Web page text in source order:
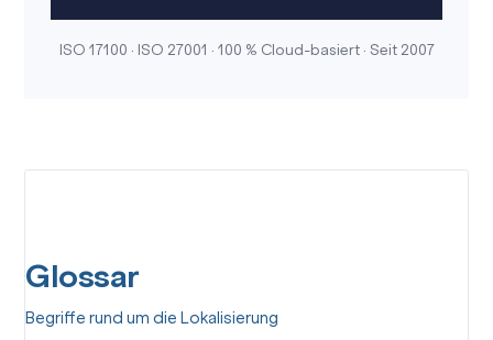
ISO 17100 · ISO 27001 · 100 % Cloud-basiert · Seit 2007
Glossar
Begriffe rund um die Lokalisierung